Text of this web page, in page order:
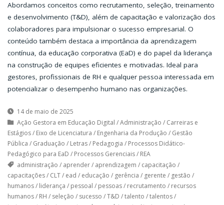
Abordamos conceitos como recrutamento, seleção, treinamento
e desenvolvimento (T&D), além de capacitação e valorização dos
colaboradores para impulsionar o sucesso empresarial. O
conteúdo também destaca a importância da aprendizagem
contínua, da educação corporativa (EaD) e do papel da liderança
na construção de equipes eficientes e motivadas. Ideal para
gestores, profissionais de RH e qualquer pessoa interessada em
potencializar o desempenho humano nas organizações.
14 de maio de 2025
Ação Gestora em Educação Digital /Administração / Carreiras e
Estágios/ Eixo de Licenciatura / Engenharia da Produção / Gestão
Pública / Graduação / Letras/ Pedagogia / Processos Didático-
Pedagógico para EaD / Processos Gerenciais/ REA
administração / aprender/ aprendizagem / capacitação /
capacitações/ CLT/ ead / educação / gerência / gerente / gestão /
humanos/ liderança / pessoal / pessoas/ recrutamento / recursos
humanos/ RH / seleção / sucesso /T&D /talento /talentos/